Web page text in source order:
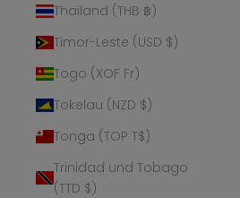
Thailand (THB ฿)
Timor-Leste (USD $)
Togo (XOF Fr)
Tokelau (NZD $)
Tonga (TOP T$)
Trinidad und Tobago
(TTD $)